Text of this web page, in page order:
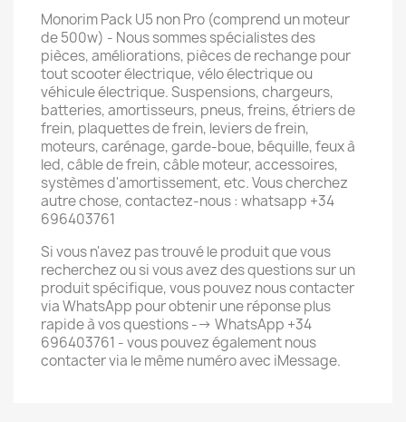
Monorim Pack U5 non Pro (comprend un moteur
de 500w) - Nous sommes spécialistes des
pièces, améliorations, pièces de rechange pour
tout scooter électrique, vélo électrique ou
véhicule électrique. Suspensions, chargeurs,
batteries, amortisseurs, pneus, freins, étriers de
frein, plaquettes de frein, leviers de frein,
moteurs, carénage, garde-boue, béquille, feux à
led, câble de frein, câble moteur, accessoires,
systèmes d'amortissement, etc. Vous cherchez
autre chose, contactez-nous : whatsapp +34
696403761
Si vous n'avez pas trouvé le produit que vous
recherchez ou si vous avez des questions sur un
produit spécifique, vous pouvez nous contacter
via WhatsApp pour obtenir une réponse plus
rapide à vos questions --> WhatsApp +34
696403761 - vous pouvez également nous
contacter via le même numéro avec iMessage.